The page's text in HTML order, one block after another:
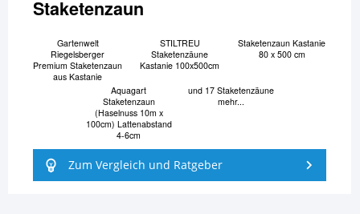
Staketenzaun
Gartenwelt
Riegelsberger
Premium Staketenzaun
aus Kastanie
STILTREU
Staketenzäune
Kastanie 100x500cm
Staketenzaun Kastanie
80 x 500 cm
Aquagart
Staketenzaun
(Haselnuss 10m x
100cm) Lattenabstand
4-6cm
und 17 Staketenzäune
mehr...
Zum Vergleich und Ratgeber